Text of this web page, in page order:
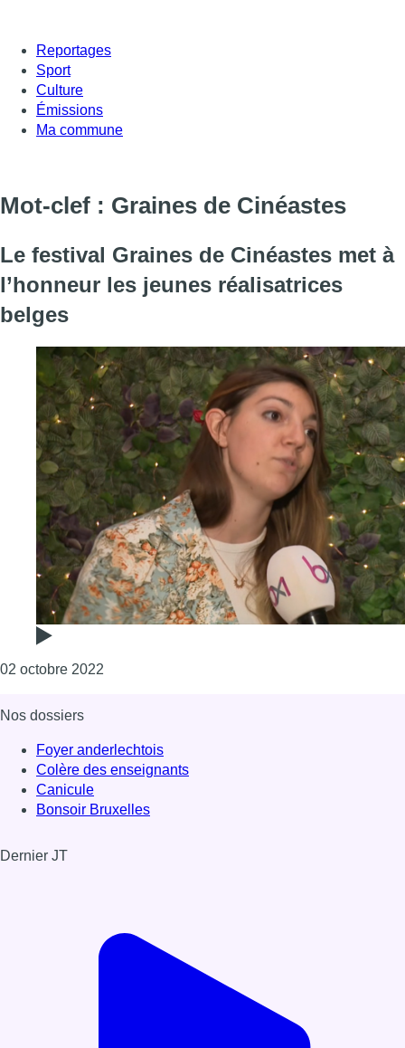
Reportages
Sport
Culture
Émissions
Ma commune
Mot-clef : Graines de Cinéastes
Le festival Graines de Cinéastes met à
l’honneur les jeunes réalisatrices
belges
02 octobre 2022
Nos dossiers
Foyer anderlechtois
Colère des enseignants
Canicule
Bonsoir Bruxelles
Dernier JT